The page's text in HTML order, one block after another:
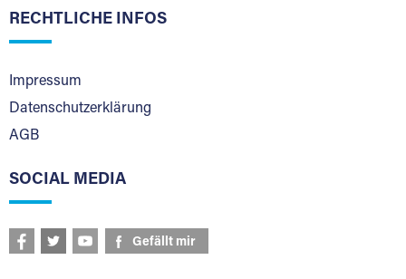
RECHTLICHE INFOS
Impressum
Datenschutzerklärung
AGB
SOCIAL MEDIA
Gefällt mir